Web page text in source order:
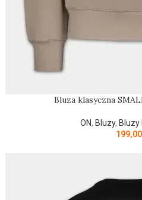
Bluza klasyczna
ON, Bluzy,
199,00